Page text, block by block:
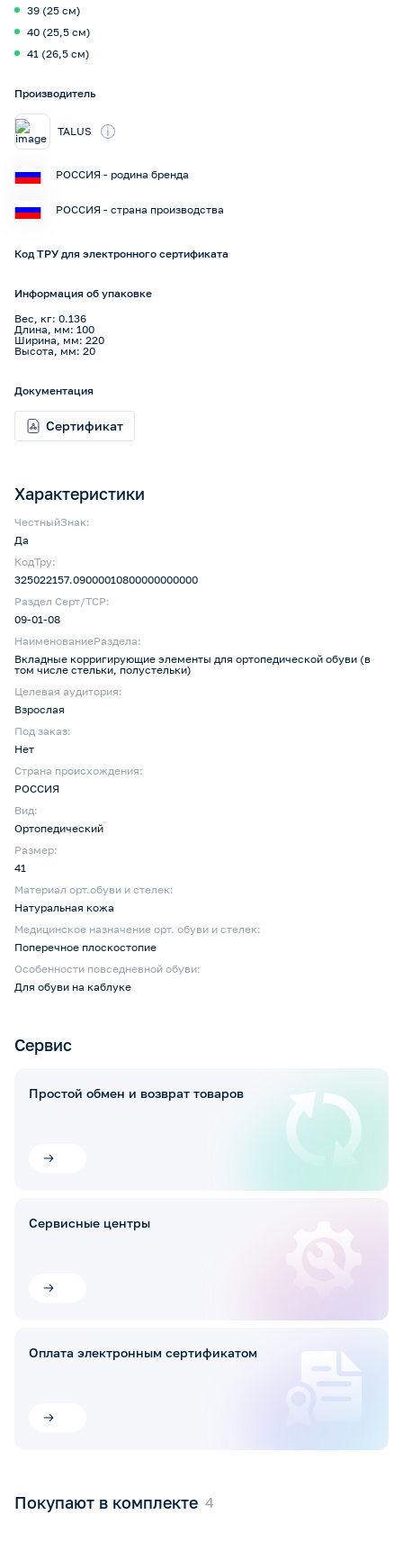
39 (25 см)
40 (25,5 см)
41 (26,5 см)
Характеристики
ЧестныйЗнак:
Да
КодТру:
325022157.09000010800000000000
Раздел Серт/ТСР:
09-01-08
НаименованиеРаздела:
Вкладные корригирующие элементы для ортопедической обуви (в
том числе стельки, полустельки)
Целевая аудитория:
Взрослая
Под заказ:
Нет
Страна происхождения:
РОССИЯ
Вид:
Ортопедический
Размер:
41
Материал орт.обуви и стелек:
Натуральная кожа
Медицинское назначение орт. обуви и стелек:
Поперечное плоскостопие
Особенности повседневной обуви:
Для обуви на каблуке
Производитель
TALUS i
РОССИЯ - родина бренда
РОССИЯ - страна производства
Код ТРУ для электронного сертификата
Информация об упаковке
Вес, кг: 0.136
Длина, мм: 100
Ширина, мм: 220
Высота, мм: 20
Документация
Сертификат
Сервис
Простой обмен и возврат товаров
Сервисные центры
Оплата электронным сертификатом
Покупают в комплекте